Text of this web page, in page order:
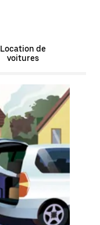
Location de
voitures